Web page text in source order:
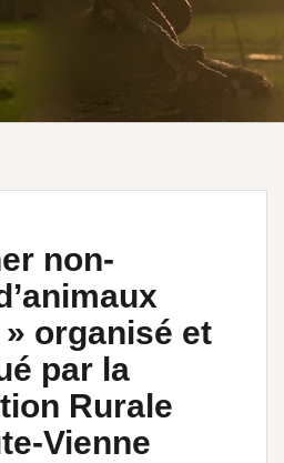
non-
organisé et
par la
Rurale
Vienne